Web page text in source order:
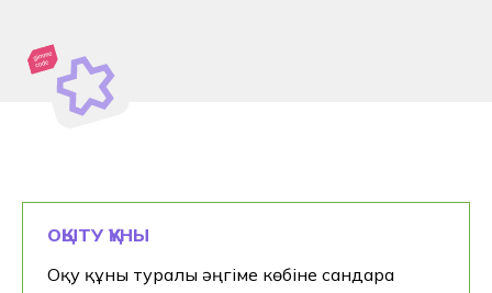
ОҚЫТУ ҚҰНЫ
Оқу құны туралы әңгіме көбіне сандарға
+7
Өтініш жіберілгеннен кейін чат-кеңесші
ашылады. Онда сіз менеджердің қоңырауын
күтпестен дәл қазір кеңес ала аласыз.